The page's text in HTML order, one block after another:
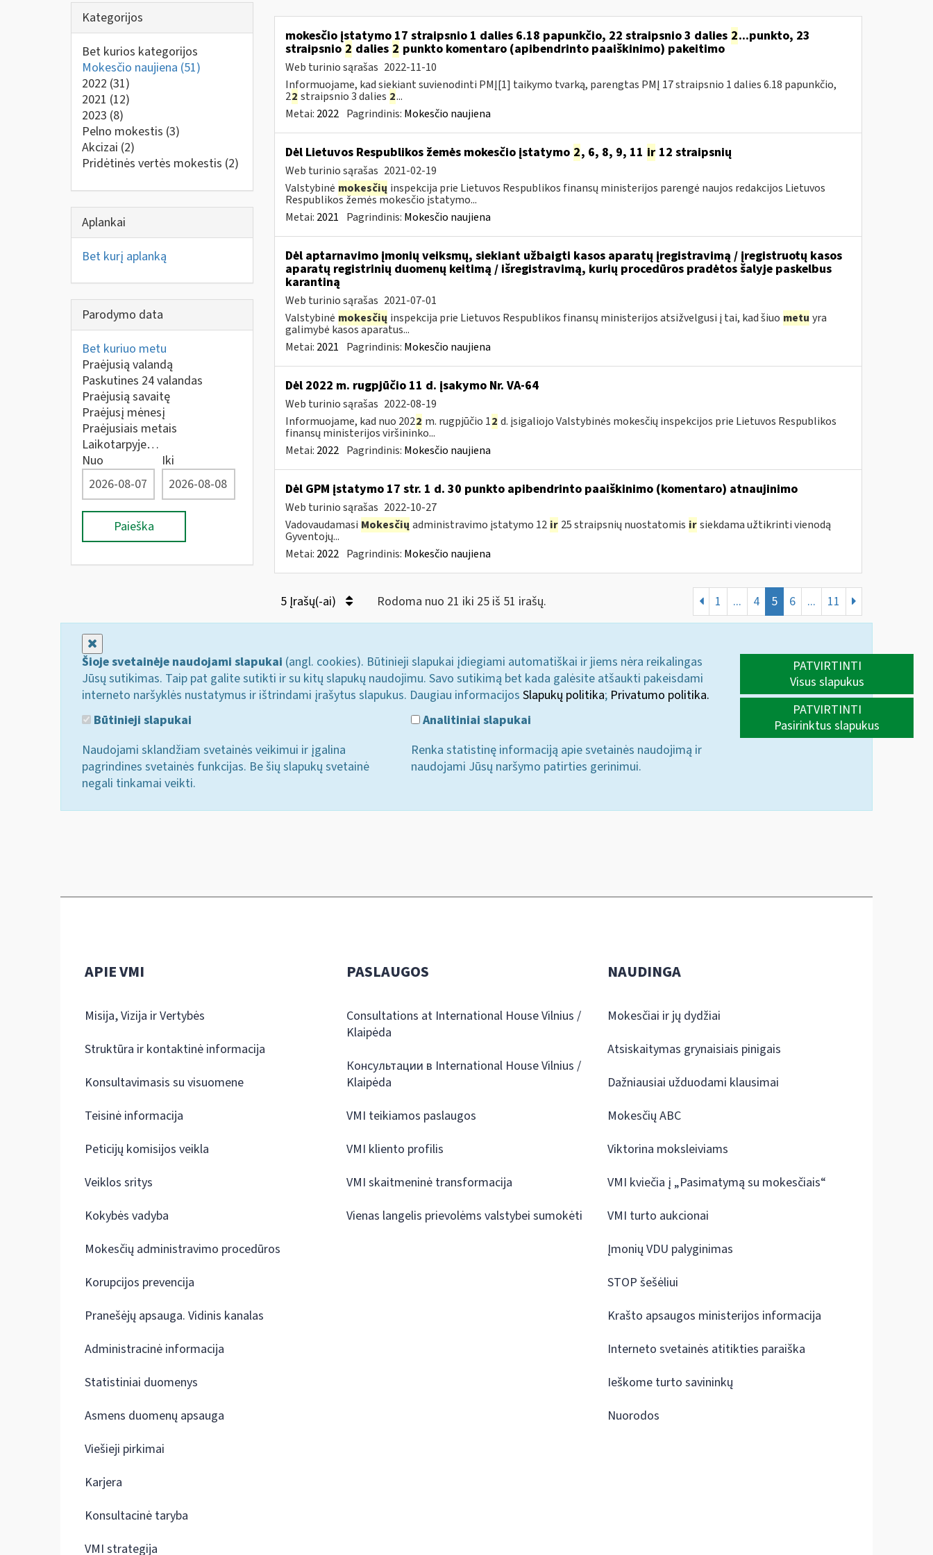
Kategorijos
Bet kurios kategorijos
Mokesčio naujiena (51)
2022 (31)
2021 (12)
2023 (8)
Pelno mokestis (3)
Akcizai (2)
Pridėtinės vertės mokestis (2)
Aplankai
Bet kurį aplanką
Parodymo data
Bet kuriuo metu
Praėjusią valandą
Paskutines 24 valandas
Praėjusią savaitę
Praėjusį mėnesį
Praėjusiais metais
Laikotarpyje…
Nuo
Iki
Paieška
mokesčio įstatymo 17 straipsnio 1 dalies 6.18 papunkčio, 22 straipsnio 3 dalies 2...punkto, 23
straipsnio 2 dalies 2 punkto komentaro (apibendrinto paaiškinimo) pakeitimo
Web turinio sąrašas 2022-11-10
Informuojame, kad siekiant suvienodinti PMĮ[1] taikymo tvarką, parengtas PMĮ 17 straipsnio 1 dalies 6.18 papunkčio,
22 straipsnio 3 dalies 2...
Metai: 2022 Pagrindinis: Mokesčio naujiena
Dėl Lietuvos Respublikos žemės mokesčio įstatymo 2, 6, 8, 9, 11 ir12 straipsnių
Web turinio sąrašas 2021-02-19
Valstybinė mokesčių inspekcija prie Lietuvos Respublikos finansų ministerijos parengė naujos redakcijos Lietuvos
Respublikos žemės mokesčio įstatymo...
Metai: 2021 Pagrindinis: Mokesčio naujiena
Dėl aptarnavimo įmonių veiksmų, siekiant užbaigti kasos aparatų įregistravimą / įregistruotų kasos
aparatų registrinių duomenų keitimą / išregistravimą, kurių procedūros pradėtos šalyje paskelbus
karantiną
Web turinio sąrašas 2021-07-01
Valstybinė mokesčių inspekcija prie Lietuvos Respublikos finansų ministerijos atsižvelgusi į tai, kad šiuo metu yra
galimybė kasos aparatus...
Metai: 2021 Pagrindinis: Mokesčio naujiena
Dėl 2022 m. rugpjūčio 11 d. įsakymo Nr. VA-64
Web turinio sąrašas 2022-08-19
Informuojame, kad nuo 2022 m. rugpjūčio 12 d. įsigaliojo Valstybinės mokesčių inspekcijos prie Lietuvos Respublikos
finansų ministerijos viršininko...
Metai: 2022 Pagrindinis: Mokesčio naujiena
Dėl GPM įstatymo 17 str. 1 d. 30 punkto apibendrinto paaiškinimo (komentaro) atnaujinimo
Web turinio sąrašas 2022-10-27
Vadovaudamasi Mokesčių administravimo įstatymo 12 ir 25 straipsnių nuostatomis ir siekdama užtikrinti vienodą
Gyventojų...
Metai: 2022 Pagrindinis: Mokesčio naujiena
5 Įrašų(-ai) Rodoma nuo 21 iki 25 iš 51 irašų. 1 ... 4 5 6 ... 11
Šioje svetainėje naudojami slapukai (angl. cookies). Būtinieji slapukai įdiegiami automatiškai ir jiems nėra reikalingas
Jūsų sutikimas. Taip pat galite sutikti ir su kitų slapukų naudojimu. Savo sutikimą bet kada galėsite atšaukti pakeisdami
interneto naršyklės nustatymus ir ištrindami įrašytus slapukus. Daugiau informacijos Slapukų politika; Privatumo politika.
Būtinieji slapukai
Naudojami sklandžiam svetainės veikimui ir įgalina
pagrindines svetainės funkcijas. Be šių slapukų svetainė
negali tinkamai veikti.
Analitiniai slapukai
Renka statistinę informaciją apie svetainės naudojimą ir
naudojami Jūsų naršymo patirties gerinimui.
PATVIRTINTI
Visus slapukus
PATVIRTINTI
Pasirinktus slapukus
APIE VMI
Misija, Vizija ir Vertybės
Struktūra ir kontaktinė informacija
Konsultavimasis su visuomene
Teisinė informacija
Peticijų komisijos veikla
Veiklos sritys
Kokybės vadyba
Mokesčių administravimo procedūros
Korupcijos prevencija
Pranešėjų apsauga. Vidinis kanalas
Administracinė informacija
Statistiniai duomenys
Asmens duomenų apsauga
Viešieji pirkimai
Karjera
Konsultacinė taryba
VMI strategija
PASLAUGOS
Consultations at International House Vilnius /
Klaipėda
Консультации в International House Vilnius /
Klaipėda
VMI teikiamos paslaugos
VMI kliento profilis
VMI skaitmeninė transformacija
Vienas langelis prievolėms valstybei sumokėti
NAUDINGA
Mokesčiai ir jų dydžiai
Atsiskaitymas grynaisiais pinigais
Dažniausiai užduodami klausimai
Mokesčių ABC
Viktorina moksleiviams
VMI kviečia į „Pasimatymą su mokesčiais“
VMI turto aukcionai
Įmonių VDU palyginimas
STOP šešėliui
Krašto apsaugos ministerijos informacija
Interneto svetainės atitikties paraiška
Ieškome turto savininkų
Nuorodos